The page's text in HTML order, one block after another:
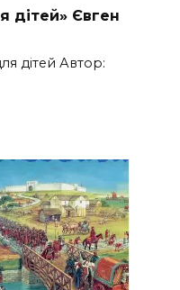
дітей» Євген
дітей Автор: